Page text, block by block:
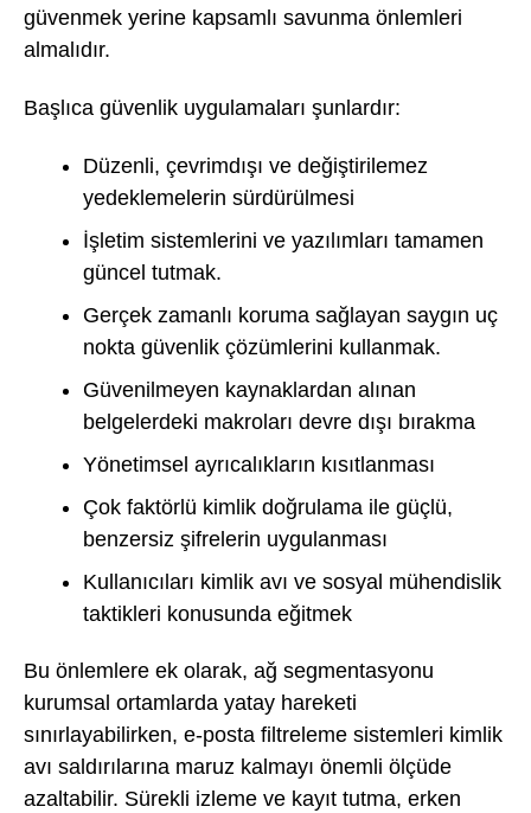
güvenmek yerine kapsamlı savunma önlemleri
almalıdır.
Başlıca güvenlik uygulamaları şunlardır:
Düzenli, çevrimdışı ve değiştirilemez
yedeklemelerin sürdürülmesi
İşletim sistemlerini ve yazılımları tamamen
güncel tutmak.
Gerçek zamanlı koruma sağlayan saygın uç
nokta güvenlik çözümlerini kullanmak.
Güvenilmeyen kaynaklardan alınan
belgelerdeki makroları devre dışı bırakma
Yönetimsel ayrıcalıkların kısıtlanması
Çok faktörlü kimlik doğrulama ile güçlü,
benzersiz şifrelerin uygulanması
Kullanıcıları kimlik avı ve sosyal mühendislik
taktikleri konusunda eğitmek
Bu önlemlere ek olarak, ağ segmentasyonu
kurumsal ortamlarda yatay hareketi
sınırlayabilirken, e-posta filtreleme sistemleri kimlik
avı saldırılarına maruz kalmayı önemli ölçüde
azaltabilir. Sürekli izleme ve kayıt tutma, erken